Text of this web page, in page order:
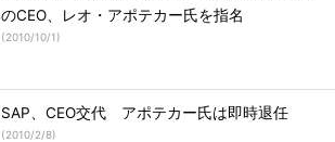
のCEO、レオ・アポテカー氏を指名
(2010/10/1)
SAP、CEO交代 アポテカー氏は即時退任
(2010/2/8)